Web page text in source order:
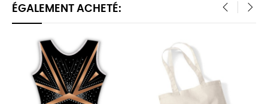
ÉGALEMENT ACHETÉ: